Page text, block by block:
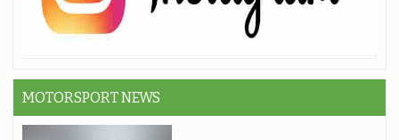
MOTORSPORT NEWS